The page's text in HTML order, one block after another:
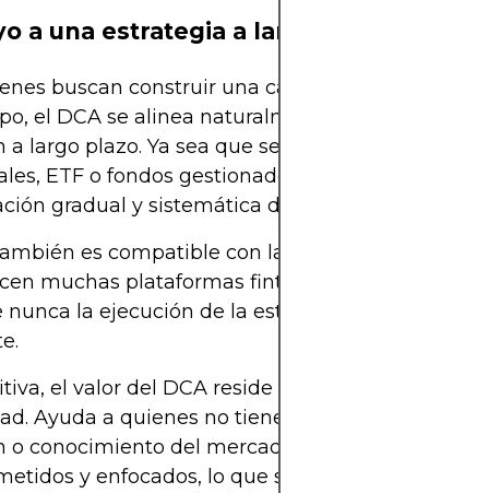
a una estrategia a largo plazo
buscan construir una cartera diversificada a
el DCA se alinea naturalmente con un
a largo plazo. Ya sea que se invierta en acciones
ETF o fondos gestionados, la estrategia
gradual y sistemática de riqueza.
es compatible con las funciones de
muchas plataformas fintech y brókeres, lo
nunca la ejecución de la estrategia sin
el valor del DCA reside en su simplicidad y
Ayuda a quienes no tienen una amplia
o conocimiento del mercado a mantenerse
y enfocados, lo que suele ser la parte más